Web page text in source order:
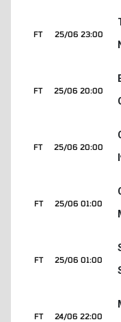
25/06 23:00
FT
25/06 20:00
FT
25/06 20:00
FT
25/06 01:00
FT
25/06 01:00
FT
24/06 22:00
FT